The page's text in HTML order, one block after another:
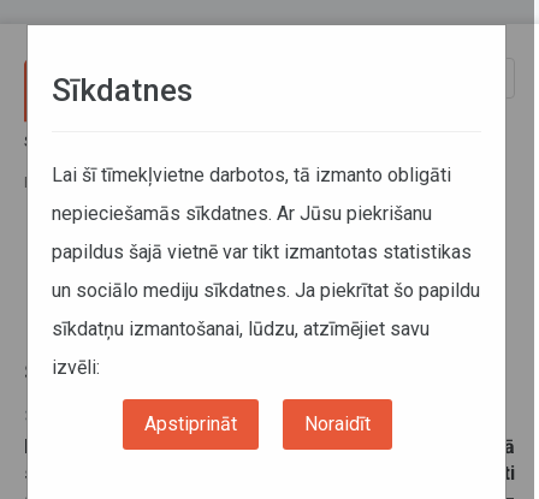
Sākums
Baltkrievijas–Krievijas robežas šķērsošana
No 2018.gada 1.augusta Latvijas
pārvadātājiem tiks liegta
Baltkrievijas–Krievijas robežas
šķērsošana
31. jūlijs 2018
No 2018. gada 1. augusta trešo valstu pilsoņiem, tajā
skaitā transportlīdzekļu vadītājiem, kuri iesaistīti
Sīkdatnes
Lai šī tīmekļvietne darbotos, tā izmanto obligāti
nepieciešamās sīkdatnes. Ar Jūsu piekrišanu
papildus šajā vietnē var tikt izmantotas statistikas
un sociālo mediju sīkdatnes. Ja piekrītat šo papildu
sīkdatņu izmantošanai, lūdzu, atzīmējiet savu
izvēli:
Apstiprināt Noraidīt